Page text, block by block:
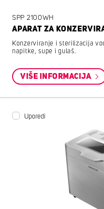
SPP 2100WH
APARAT ZA
Konzerviranje i sterilizacija
napitke, supe i gulaš.
VIŠE INFORMACIJA
Uporedi